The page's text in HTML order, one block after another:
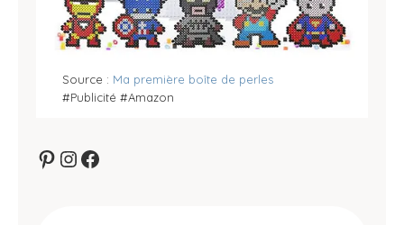
Source : Ma première boîte de perles
#Publicité #Amazon
Pinterest
Instagram
Facebook